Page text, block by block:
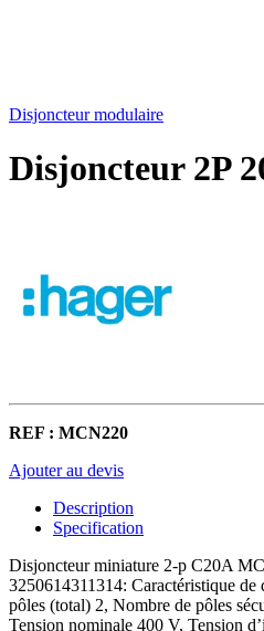
Disjoncteur modulaire
Disjoncteur 2P
REF : MCN220
Ajouter au devis
Description
Specification
Disjoncteur miniature 2-p C20A
3250614311314: Caractéristique
pôles (total) 2, Nombre de pôles
Tension nominale 400 V, Tension